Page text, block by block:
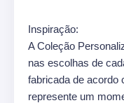
Inspiração:
A Coleção
nas escolhas de
fabricada de acordo
represente um